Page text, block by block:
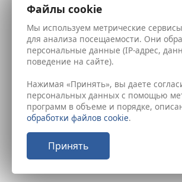
Файлы cookie
Мы используем метрические
для анализа посещаемости. Они
персональные данные (IP-адрес,
поведение на сайте).
Нажимая «Принять», вы даете
персональных данных с помощью
программ в объеме и порядке,
обработки файлов cookie.
Принять